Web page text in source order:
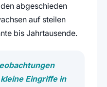
abgeschieden
auf steilen
bis Jahrtausende.
Eingriffe in